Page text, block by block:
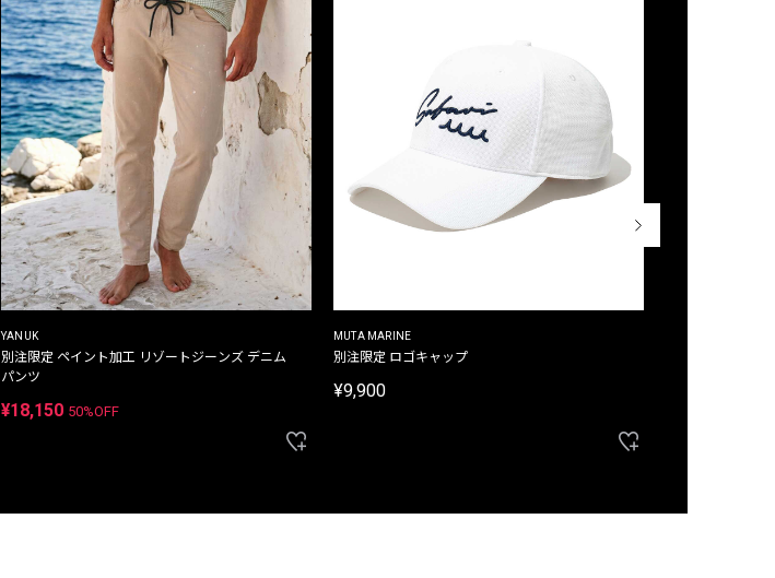
YANUK
別注限定 ペイント加工 リゾートジーンズ デニム
パンツ
¥18,150 50%OFF
MUTA MARINE
別注限定 ロゴキャップ
¥9,900